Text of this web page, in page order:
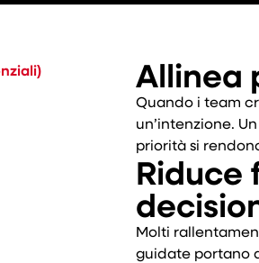
Allinea
Quando i team
un’intenzione.
priorità si
Riduce
Molti
guidate portano